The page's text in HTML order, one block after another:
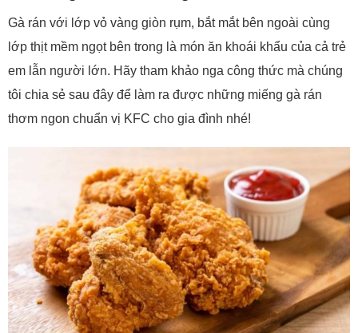
Gà rán với lớp vỏ vàng giòn rụm, bắt mắt bên ngoài cùng
lớp thịt mềm ngọt bên trong là món ăn khoái khẩu của cả trẻ
em lẫn người lớn. Hãy tham khảo nga công thức mà chúng
tôi chia sẻ sau đây để làm ra được những miếng gà rán
thơm ngon chuẩn vị KFC cho gia đình nhé!